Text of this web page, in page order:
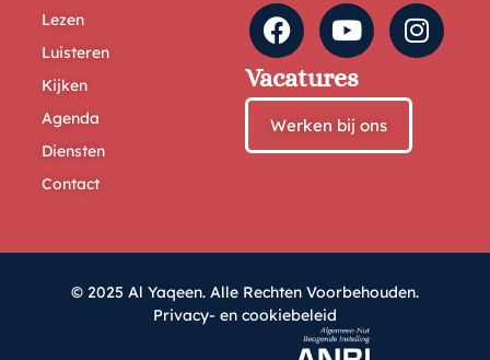
Lezen
Luisteren
Kijken
Agenda
Diensten
Contact
Vacatures
Werken bij ons
© 2025 Al Yaqeen. Alle Rechten Voorbehouden.
Privacy- en cookiebeleid